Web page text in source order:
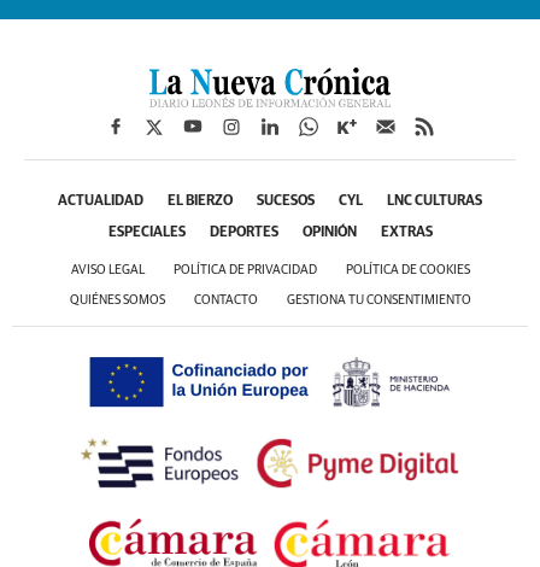
ACTUALIDAD EL BIERZO SUCESOS CYL LNC CULTURAS
ESPECIALES DEPORTES OPINIÓN EXTRAS
AVISO LEGAL POLÍTICA DE PRIVACIDAD POLÍTICA DE COOKIES
QUIÉNES SOMOS CONTACTO GESTIONA TU CONSENTIMIENTO